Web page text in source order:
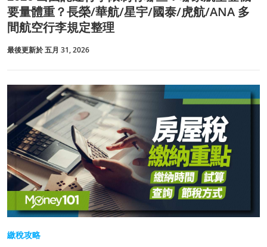
要量體重？長榮/華航/星宇/國泰/虎航/ANA 多
間航空行李規定整理
最後更新於 五月 31, 2026
繳稅攻略